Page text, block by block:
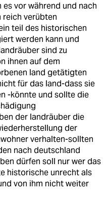
vor während und nach
reich verübten
teil des historischen
werden kann und
sind zu
ihnen auf dem
land getätigten
für das land-dass sie
-könnte und sollte die
der landräuber die
der
verhalten-sollten
nach deutschland
dürfen soll nur wer das
historische unrecht als
von ihm nicht weiter